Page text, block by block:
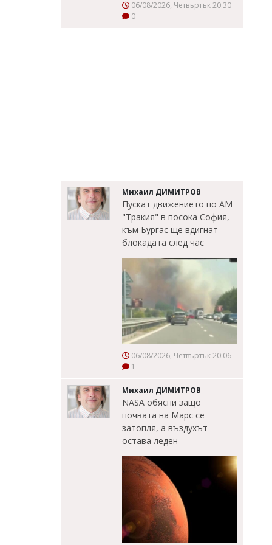
06/08/2026, Четвъртък 20:30
0
Михаил ДИМИТРОВ
Пускат движението по АМ
"Тракия" в посока София,
към Бургас ще вдигнат
блокадата след час
06/08/2026, Четвъртък 20:06
1
Михаил ДИМИТРОВ
NASA обясни защо
почвата на Марс се
затопля, а въздухът
остава леден